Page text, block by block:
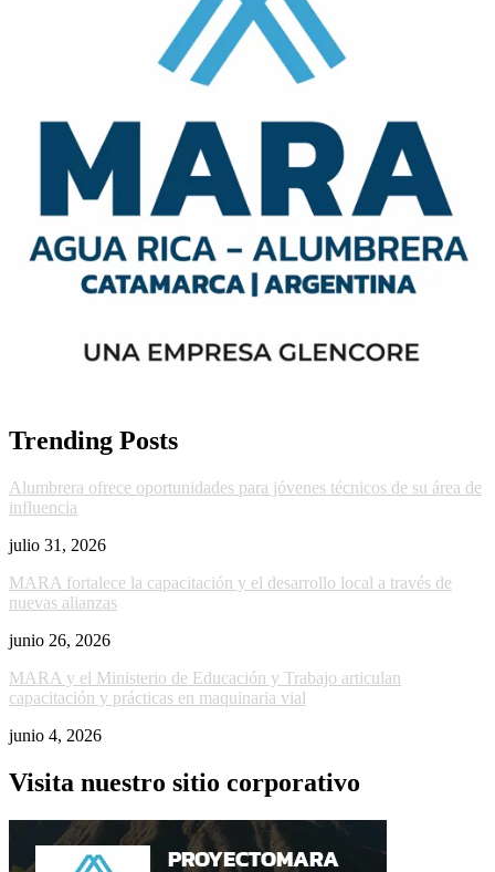
Trending Posts
Alumbrera ofrece oportunidades para jóvenes técnicos de su área de
influencia
julio 31, 2026
MARA fortalece la capacitación y el desarrollo local a través de
nuevas alianzas
junio 26, 2026
MARA y el Ministerio de Educación y Trabajo articulan
capacitación y prácticas en maquinaria vial
junio 4, 2026
Visita nuestro sitio corporativo